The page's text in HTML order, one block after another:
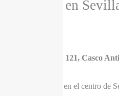
en
C. San Vicente, 121, Casco
La consulta está en el centro de